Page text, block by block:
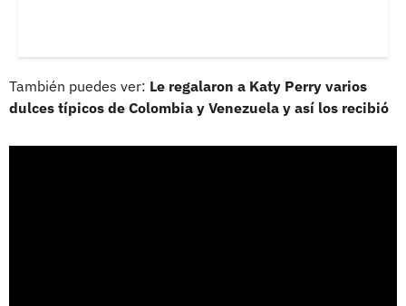
También puedes ver: Le regalaron a Katy Perry varios
dulces típicos de Colombia y Venezuela y así los recibió